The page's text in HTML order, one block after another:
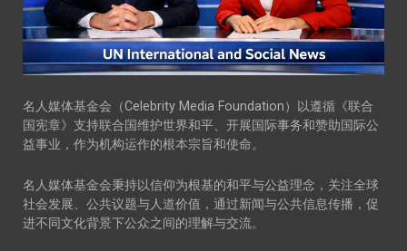
名人媒体基金会（Celebrity Media Foundation）以遵循《联合
国宪章》支持联合国维护世界和平、开展国际事务和赞助国际公
益事业，作为机构运作的根本宗旨和使命。
名人媒体基金会秉持以信仰为根基的和平与公益理念，关注全球
社会发展、公共议题与人道价值，通过新闻与公共信息传播，促
进不同文化背景下公众之间的理解与交流。